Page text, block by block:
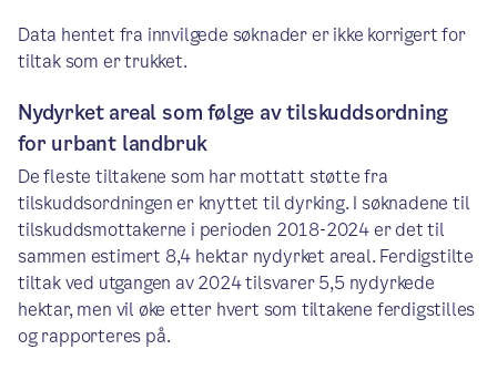
Data hentet fra innvilgede søknader er ikke korrigert for
tiltak som er trukket.
Nydyrket areal som følge av tilskuddsordning
for urbant landbruk
De fleste tiltakene som har mottatt støtte fra
tilskuddsordningen er knyttet til dyrking. I søknadene til
tilskuddsmottakerne i perioden 2018-2024 er det til
sammen estimert 8,4 hektar nydyrket areal. Ferdigstilte
tiltak ved utgangen av 2024 tilsvarer 5,5 nydyrkede
hektar, men vil øke etter hvert som tiltakene ferdigstilles
og rapporteres på.